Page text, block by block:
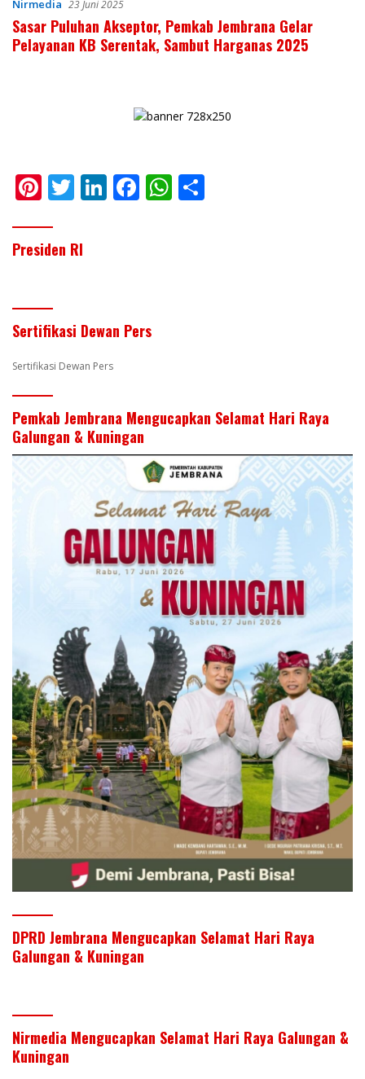
Nirmedia 23 Juni 2025
Sasar Puluhan Akseptor, Pemkab Jembrana Gelar
Pelayanan KB Serentak, Sambut Harganas 2025
Pi
er
e
T
itt
er
Li F
k
W
Presiden RI
Sertifikasi Dewan Pers
Sertifikasi Dewan Pers
Pemkab Jembrana Mengucapkan Selamat Hari Raya
Galungan & Kuningan
DPRD Jembrana Mengucapkan Selamat Hari Raya
Galungan & Kuningan
Nirmedia Mengucapkan Selamat Hari Raya Galungan &
Kuningan